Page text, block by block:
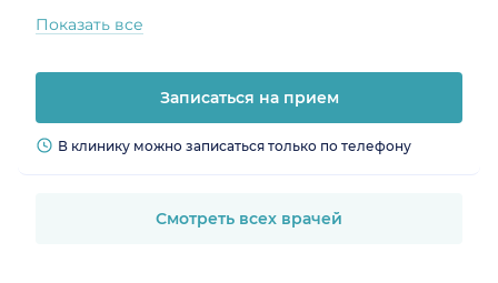
Показать все
Записаться на прием
В клинику можно записаться только по телефону
Смотреть всех врачей